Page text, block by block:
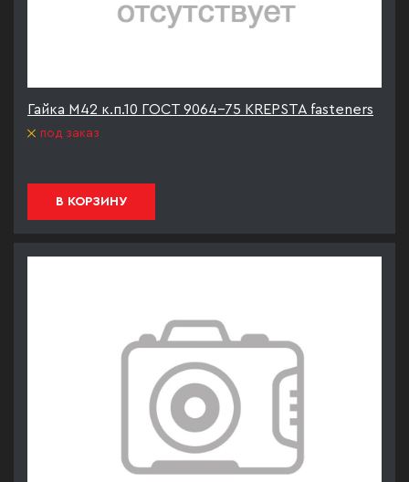
Гайка М42 к.п.10 ГОСТ 9064-75 KREPSTA fasteners
под заказ
В КОРЗИНУ